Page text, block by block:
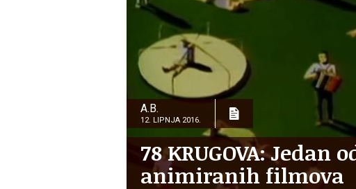
A.B.
12. LIPNJA 2016.
78 KRUGOVA:
animiranih filmova